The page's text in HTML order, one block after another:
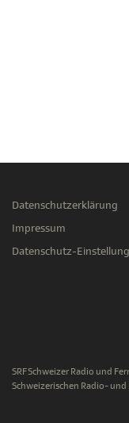
Datenschutzerklärung
Impressum
Datenschutz-
SRF Schweizer Radio und
Schweizerischen Radio-